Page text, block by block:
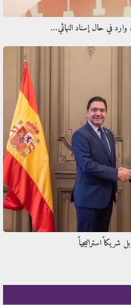
وارد في حال إسناد النهائي…
استراتيجياً